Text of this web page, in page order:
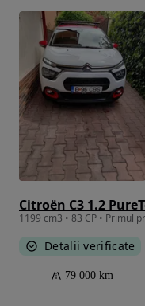
Citroën C3 1.2
Detalii verificate
79 000 km